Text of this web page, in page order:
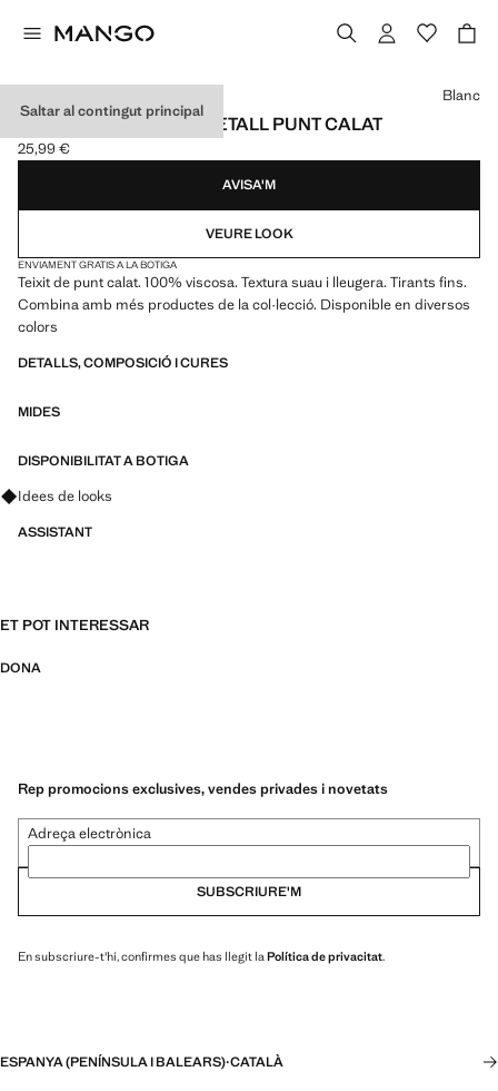
Saltar al contingut principal
CAMISA DE DORMIR DETALL PUNT CALAT
Preu actual [25,99 € ]
25,99 €
Selecciona un color
Blanc
AVISA'M
VEURE LOOK
ENVIAMENT GRATIS A LA BOTIGA
Teixit de punt calat. 100% viscosa. Textura suau i lleugera. Tirants fins.
Combina amb més productes de la col·lecció. Disponible en diversos
colors
DETALLS, COMPOSICIÓ I CURES
MIDES
DISPONIBILITAT A BOTIGA
Pregunta per looks, peces i tendències
Idees de looks
ASSISTANT
ET POT INTERESSAR
DONA
Rep promocions exclusives, vendes privades i novetats
Adreça electrònica
SUBSCRIURE'M
En subscriure-t'hi, confirmes que has llegit la Política de privacitat.
ESPANYA (PENÍNSULA I BALEARS)·CATALÀ